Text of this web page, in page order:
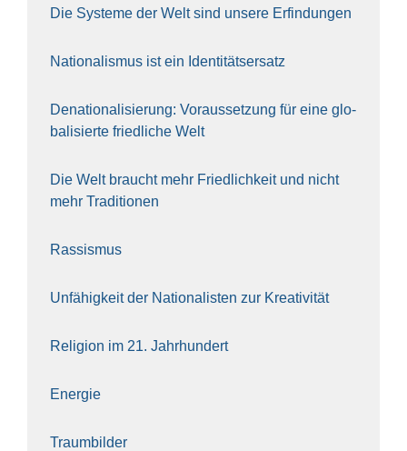
Die Sys­te­me der Welt sind unse­re Erfin­dun­gen
Natio­na­lis­mus ist ein Iden­ti­täts­er­satz
Dena­tio­na­li­sie­rung: Vor­aus­set­zung für eine glo­
ba­li­sier­te fried­li­che Welt
Die Welt braucht mehr Fried­lich­keit und nicht
mehr Tra­di­tio­nen
Ras­sis­mus
Unfä­hig­keit der Natio­na­lis­ten zur Krea­ti­vi­tät
Reli­gi­on im 21. Jahr­hun­dert
Ener­gie
Traum­bil­der